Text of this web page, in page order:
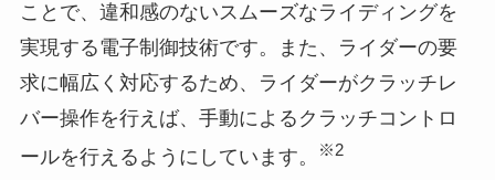
ことで、違和感のないスムーズなライディングを
実現する電子制御技術です。また、ライダーの要
求に幅広く対応するため、ライダーがクラッチレ
バー操作を行えば、手動によるクラッチコントロ
ールを行えるようにしています。
※2